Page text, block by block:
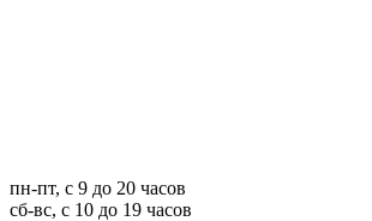
пн-пт, с 9 до 20 часов
сб-вс, с 10 до 19 часов